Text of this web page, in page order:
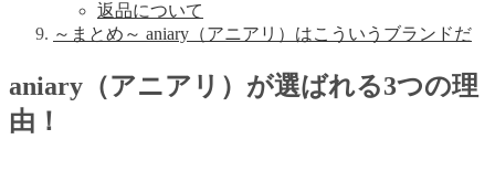
返品について
～まとめ～ aniary（アニアリ）はこういうブランドだ
aniary（アニアリ）が選ばれる3つの理
由！